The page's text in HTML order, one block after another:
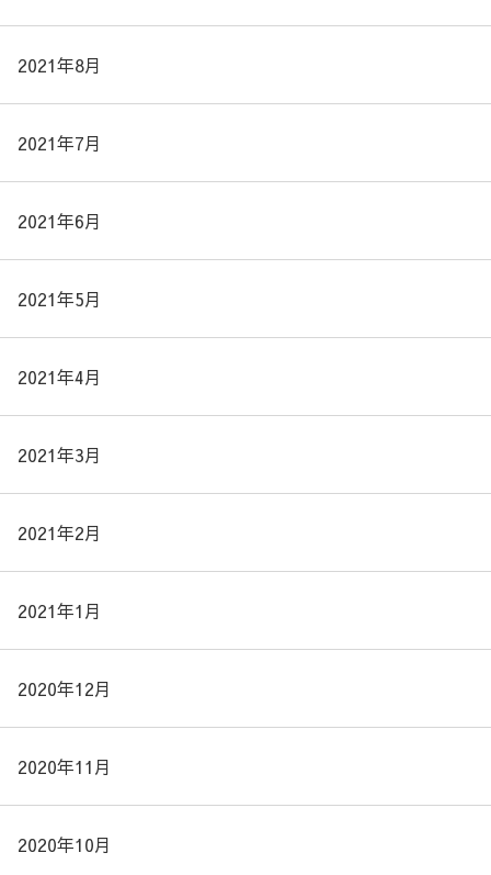
2021年8月
2021年7月
2021年6月
2021年5月
2021年4月
2021年3月
2021年2月
2021年1月
2020年12月
2020年11月
2020年10月